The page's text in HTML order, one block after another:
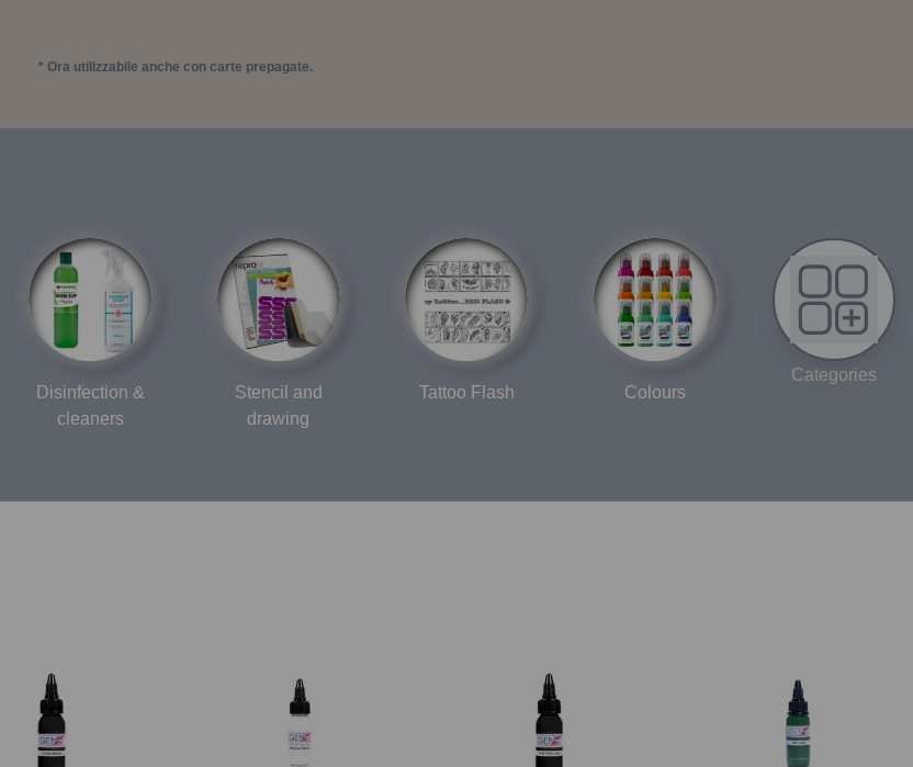
* Ora utilizzabile anche con carte prepagate.
Disinfection &
cleaners
Stencil and
drawing
Tattoo Flash Colours
Categories